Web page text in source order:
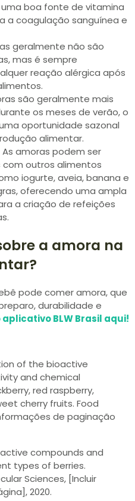
uma boa fonte de vitamina
a coagulação sanguínea e
geralmente não são
mas é sempre
reação alérgica após
são geralmente mais
os meses de verão, o
oportunidade sazonal
alimentar.
amoras podem ser
outros alimentos
iogurte, aveia, banana e
oferecendo uma ampla
a criação de refeições
a amora na
pode comer amora, que
durabilidade e
aplicativo BLW Brasil aqui!
of the bioactive
and chemical
red raspberry,
cherry fruits. Food
de paginação
compounds and
types of berries.
Sciences, [Incluir
2020.